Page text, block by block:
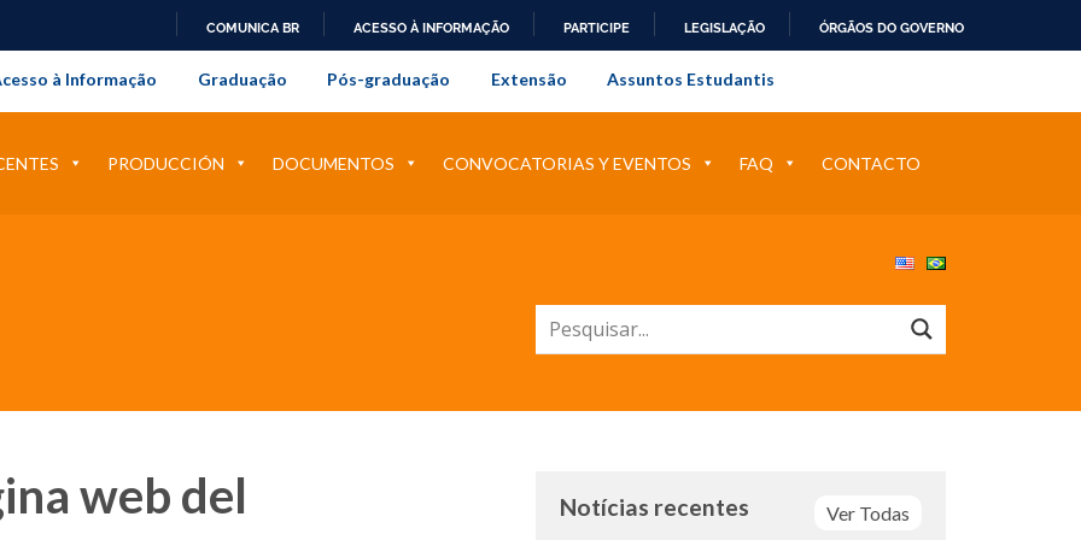
PARA
O
COMUNICA BR ACESSO À INFORMAÇÃO PARTICIPE LEGISLAÇÃO ÓRGÃOS DO GOVERNO
da Universidade Federal Rural do Rio de Janeiro
à Informação Graduação Pós-graduação Extensão Assuntos Estudantis
PRODUCCIÓN DOCUMENTOS CONVOCATORIAS Y EVENTOS FAQ CONTACTO
web del
Ver Todas
Notícias recentes